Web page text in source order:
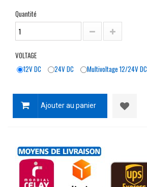
Quantité
VOLTAGE
12V DC
24V DC Multivoltage 12/24V DC
Ajouter au panier